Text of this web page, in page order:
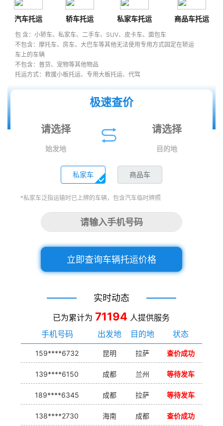
汽车托运 轿车托运 私家车托运 商品车托运
包 含：小轿车、私家车、二手车、SUV、皮卡车、面包车
不包含：摩托车、房车、大巴车等其他无法使用专用方式固定在轿运
车上的车辆
不包含：普货、宠物等其他物品
托运方式：救援小板托运、专用大板托运、代驾
极速查价
始发地 目的地
私家车 商品车
*私家车泛指运输时已上牌的车辆，包含汽车临时牌照
立即查询车辆托运价格
实时动态
已为累计为 71194 人提供服务
手机号码
出发地 目的地 状态
159****6732 昆明 拉萨 查价成功
139****6150 成都 兰州 等待发车
189****6345 成都 拉萨 等待发车
138****2730 海南 成都 查价成功